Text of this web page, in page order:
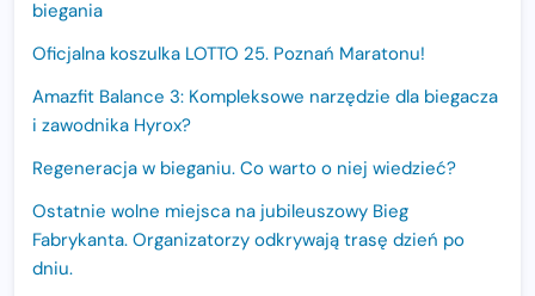
biegania
Oficjalna koszulka LOTTO 25. Poznań Maratonu!
Amazfit Balance 3: Kompleksowe narzędzie dla biegacza
i zawodnika Hyrox?
Regeneracja w bieganiu. Co warto o niej wiedzieć?
Ostatnie wolne miejsca na jubileuszowy Bieg
Fabrykanta. Organizatorzy odkrywają trasę dzień po
dniu.